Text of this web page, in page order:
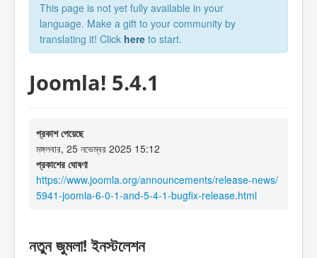
This page is not yet fully available in your
language. Make a gift to your community by
translating it! Click here to start.
Joomla! 5.4.1
প্রকাশ পেয়েছে
মঙ্গলবার, 25 নভেম্বর 2025 15:12
প্রকাশের ঘোষণা
https://www.joomla.org/announcements/release-news/
5941-joomla-6-0-1-and-5-4-1-bugfix-release.html
নতুন জুমলা! ইনস্টলেশন